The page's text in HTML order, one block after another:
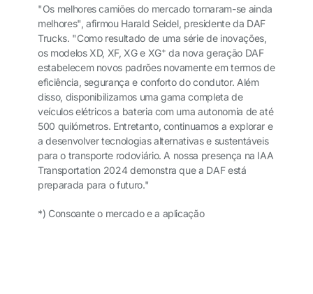
"Os melhores camiões do mercado tornaram-se ainda
melhores", afirmou Harald Seidel, presidente da DAF
Trucks. "Como resultado de uma série de inovações,
os modelos XD, XF, XG e XG+ da nova geração DAF
estabelecem novos padrões novamente em termos de
eficiência, segurança e conforto do condutor. Além
disso, disponibilizamos uma gama completa de
veículos elétricos a bateria com uma autonomia de até
500 quilómetros. Entretanto, continuamos a explorar e
a desenvolver tecnologias alternativas e sustentáveis
para o transporte rodoviário. A nossa presença na IAA
Transportation 2024 demonstra que a DAF está
preparada para o futuro."
*) Consoante o mercado e a aplicação